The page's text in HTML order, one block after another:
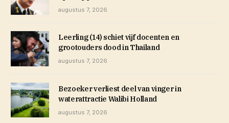
augustus 7, 2026
Leerling (14) schiet vijf docenten en
grootouders dood in Thailand
augustus 7, 2026
Bezoeker verliest deel van vinger in
waterattractie Walibi Holland
augustus 7, 2026